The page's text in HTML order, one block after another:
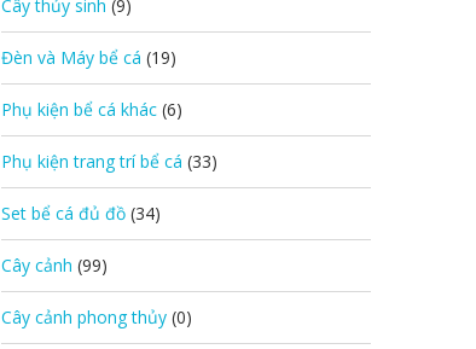
Cây thủy sinh (9)
Đèn và Máy bể cá (19)
Phụ kiện bể cá khác (6)
Phụ kiện trang trí bể cá (33)
Set bể cá đủ đồ (34)
Cây cảnh (99)
Cây cảnh phong thủy (0)